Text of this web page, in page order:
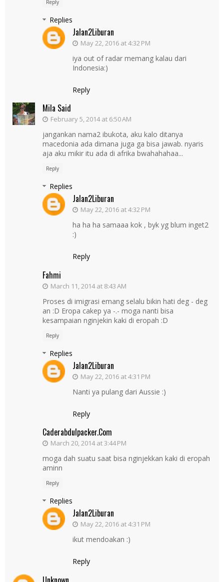
Reply
Replies
Jalan2Liburan
May 22, 2016 at 4:32 PM
iya out of radar memang kalau dari
Indonesia:)
Reply
Mila Said
February 5, 2014 at 6:50 AM
jangankan nama2 ibukota, aku kalo ditanya
macedonia ada dimana juga ga bisa jawab. nyaris
aja aku mikir itu ada di afrika bwahahahaa...
Reply
Replies
Jalan2Liburan
May 22, 2016 at 4:32 PM
ha ha ha samaaa kok , byk yg blum inget2
:)
Reply
Fahmi
March 11, 2014 at 8:43 AM
Proses di imigrasi emang selalu bikin hati deg - deg
an :D Eropa cakep ya -.- moga nanti bisa
kesampaian nginjekin kaki di eropah :D
Reply
Replies
Jalan2Liburan
May 22, 2016 at 4:31 PM
Nanti ya pulang dari Aussie :)
Reply
Caderabdulpacker.com
March 20, 2014 at 3:44 PM
moga dah suatu saat bisa nginjekkan kaki di eropah
aminn
Reply
Replies
Jalan2Liburan
May 22, 2016 at 4:31 PM
ikut mendoakan :)
Reply